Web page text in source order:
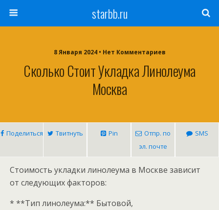
starbb.ru
8 Января 2024 • Нет Комментариев
Сколько Стоит Укладка Линолеума
Москва
Поделиться Твитнуть Pin
Отпр. по
эл. почте
SMS
Стоимость укладки линолеума в Москве зависит
от следующих факторов:
* **Тип линолеума:** Бытовой,